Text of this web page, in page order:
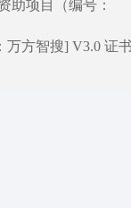
助项目（编号：
方智搜] V3.0 证